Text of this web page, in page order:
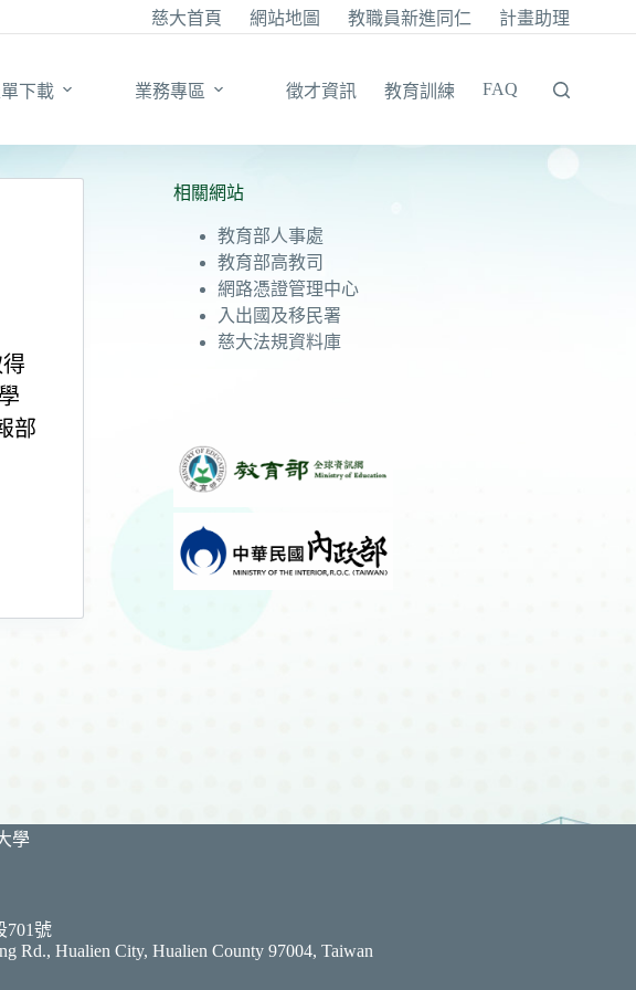
慈大首頁 網站地圖 教職員新進同仁 計畫助理
下載 業務專區 徵才資訊 教育訓練 FAQ
部
相關網站
教育部人事處
教育部高教司
網路憑證管理中心
入出國及移民署
慈大法規資料庫
學
701號
Rd., Hualien City, Hualien County 97004, Taiwan